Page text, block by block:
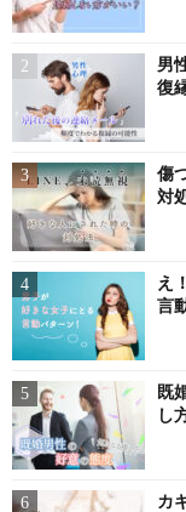
男
復
傷
対
え
言
既
し
カ